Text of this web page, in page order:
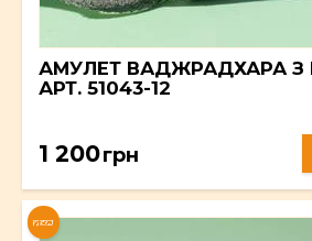
АМУЛЕТ ВАДЖРАДХАРА З
АРТ. 51043-12
1 200грн
NEW